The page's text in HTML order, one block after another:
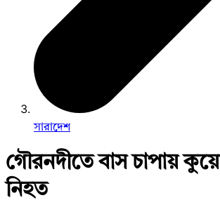
সারাদেশ
গৌরনদীতে বাস চাপায়
নিহত